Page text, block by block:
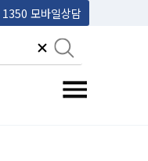
1350 모바일상담
전체메뉴 토글